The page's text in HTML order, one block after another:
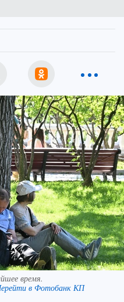
время.
в Фотобанк КП